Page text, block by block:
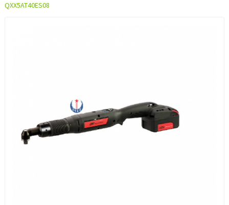
QXX5AT40ES08